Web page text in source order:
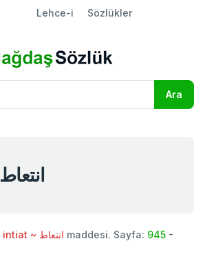
Lehce-i Sözlükler
intiat ~ انتعاط
intiat ~ انتعاط maddesi. Sayfa: 945 -